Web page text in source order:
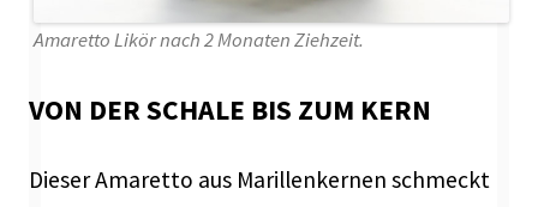
Amaretto Likör nach 2 Monaten Ziehzeit.
VON DER SCHALE BIS ZUM KERN
Dieser Amaretto aus Marillenkernen schmeckt